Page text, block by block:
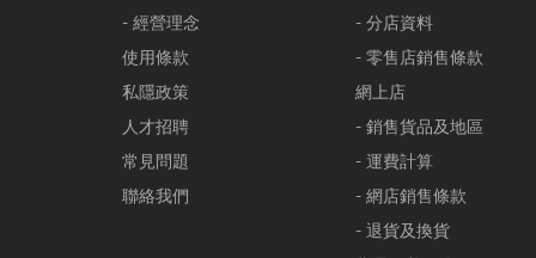
- 經營理念
使用條款
私隱政策
人才招聘
常見問題
聯絡我們
- 分店資料
- 零售店銷售條款
網上店
- 銷售貨品及地區
- 運費計算
- 網店銷售條款
- 退貨及換貨